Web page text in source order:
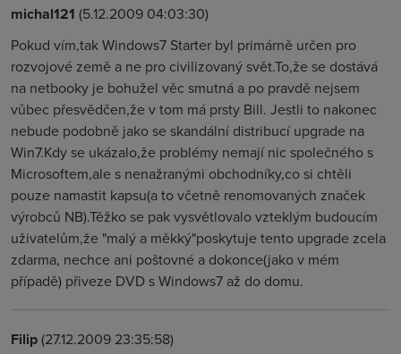
michal121 (5.12.2009 04:03:30)
Pokud vím,tak Windows7 Starter byl primárně určen pro
rozvojové země a ne pro civilizovaný svět.To,že se dostává
na netbooky je bohužel věc smutná a po pravdě nejsem
vůbec přesvědčen,že v tom má prsty Bill. Jestli to nakonec
nebude podobně jako se skandální distribucí upgrade na
Win7.Kdy se ukázalo,že problémy nemají nic společného s
Microsoftem,ale s nenažranými obchodníky,co si chtěli
pouze namastit kapsu(a to včetně renomovaných značek
výrobců NB).Těžko se pak vysvětlovalo vzteklým budoucím
uživatelům,že "malý a měkký"poskytuje tento upgrade zcela
zdarma, nechce ani poštovné a dokonce(jako v mém
případě) přiveze DVD s Windows7 až do domu.
Filip(27.12.2009 23:35:58)